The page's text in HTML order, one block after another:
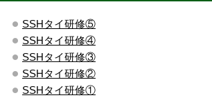
SSHタイ研修⑤
SSHタイ研修④
SSHタイ研修③
SSHタイ研修②
SSHタイ研修①